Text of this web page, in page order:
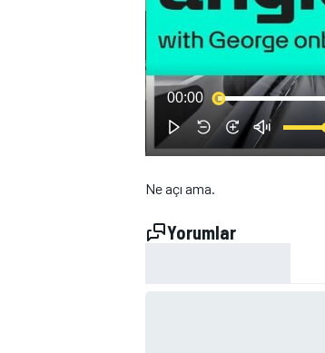
WORLD SUPERBIKE
00:00
Ne açı ama.
Yorumlar